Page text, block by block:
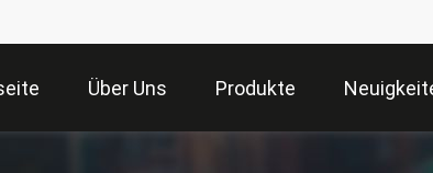
Über Uns Produkte